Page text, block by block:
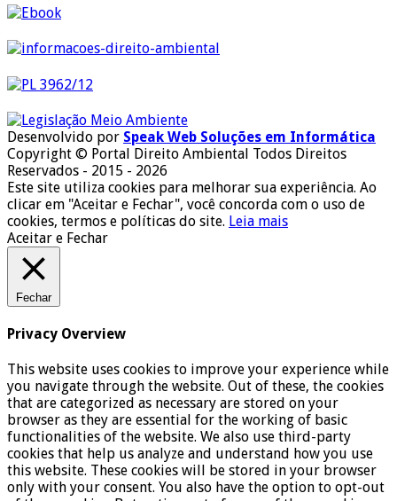
Desenvolvido por Speak Web Soluções em Informática
Copyright © Portal Direito Ambiental Todos Direitos
Reservados - 2015 - 2026
Este site utiliza cookies para melhorar sua experiência. Ao
clicar em "Aceitar e Fechar", você concorda com o uso de
cookies, termos e políticas do site. Leia mais
Aceitar e Fechar
Fechar
Privacy Overview
This website uses cookies to improve your experience while
you navigate through the website. Out of these, the cookies
that are categorized as necessary are stored on your
browser as they are essential for the working of basic
functionalities of the website. We also use third-party
cookies that help us analyze and understand how you use
this website. These cookies will be stored in your browser
only with your consent. You also have the option to opt-out